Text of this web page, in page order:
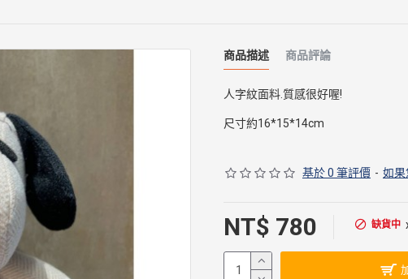
商品描述 商品評論
人字紋面料.質感很好喔!
尺寸約16*15*14cm
基於 0 筆評價 - 如果
NT$ 780 缺貨中